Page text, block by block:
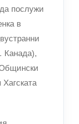
послужи
в
Канада),